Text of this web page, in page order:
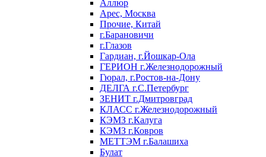
Аллюр
Арес, Москва
Прочие, Китай
г.Барановичи
г.Глазов
Гардиан, г.Йошкар-Ола
ГЕРИОН г.Железнодорожный
Гюрал, г.Ростов-на-Дону
ДЕЛГА г.С.Петербург
ЗЕНИТ г.Дмитровград
КЛАСС г.Железнодорожный
КЭМЗ г.Калуга
КЭМЗ г.Ковров
МЕТТЭМ г.Балашиха
Булат